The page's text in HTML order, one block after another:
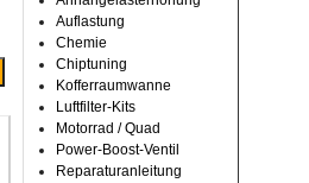
Auflastung
Chemie
Chiptuning
Kofferraumwanne
Luftfilter-Kits
Motorrad / Quad
Power-Boost-Ventil
Reparaturanleitung